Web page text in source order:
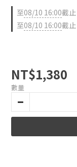
至08/10 16:00截止
至08/10 16:00截止
NT$1,380
數量